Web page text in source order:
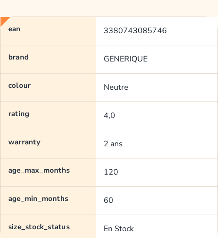
ean 3380743085746
brand GENERIQUE
colour Neutre
rating 4,0
warranty 2 ans
age_max_months 120
age_min_months 60
size_stock_status En Stock